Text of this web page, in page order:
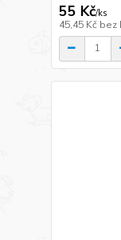
55 Kč/ks
45,45 Kč bez